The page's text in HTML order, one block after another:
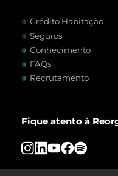
Crédito Habitação
Seguros
Conhecimento
FAQs
Recrutamento
Fique atento à